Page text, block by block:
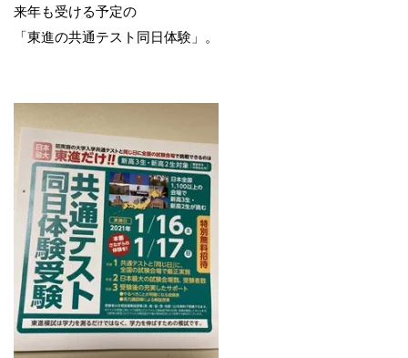
来年も受ける予定の
「東進の共通テスト同日体験」。